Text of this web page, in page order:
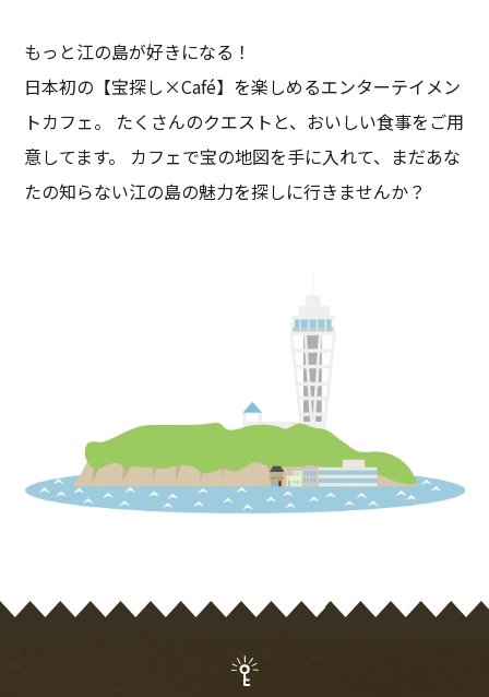
もっと江の島が好きになる！
日本初の【宝探し×Café】を楽しめるエンターテイメン
トカフェ。
たくさんのクエストと、おいしい食事をご用
意してます。
カフェで宝の地図を手に入れて、まだあな
たの知らない江の島の魅力を探しに行きませんか？